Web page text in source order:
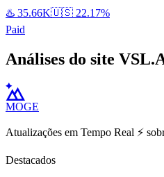
♨️ 35.66K🇺🇸 22.17%
Paid
Análises do site
MOGE
Atualizações em Tempo Real ⚡️
Destacados